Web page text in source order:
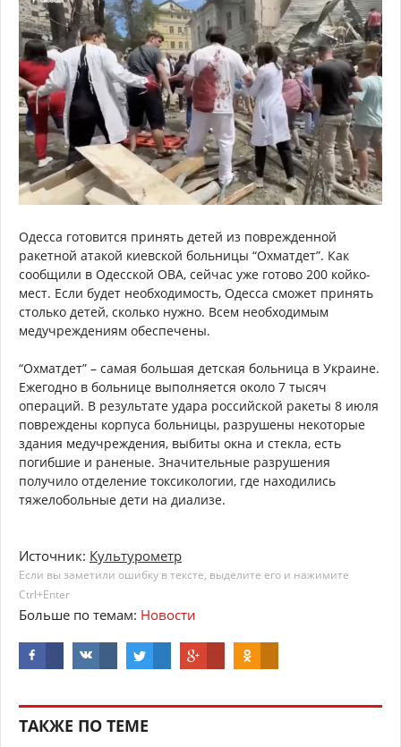
Одесса готовится принять детей из поврежденной
ракетной атакой киевской больницы “Охматдет”. Как
сообщили в Одесской ОВА, сейчас уже готово 200 койко-
мест. Если будет необходимость, Одесса сможет принять
столько детей, сколько нужно. Всем необходимым
медучреждениям обеспечены.
“Охматдет” – самая большая детская больница в Украине.
Ежегодно в больнице выполняется около 7 тысяч
операций. В результате удара российской ракеты 8 июля
повреждены корпуса больницы, разрушены некоторые
здания медучреждения, выбиты окна и стекла, есть
погибшие и раненые. Значительные разрушения
получило отделение токсикологии, где находились
тяжелобольные дети на диализе.
Источник: Культурометр
Если вы заметили ошибку в тексте, выделите его и нажимите
Ctrl+Enter
Больше по темам: Новости
ТАКЖЕ ПО ТЕМЕ